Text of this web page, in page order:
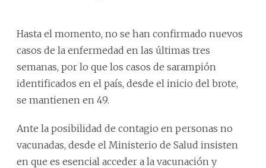
Hasta el momento, no se han confirmado nuevos
casos de la enfermedad en las últimas tres
semanas, por lo que los casos de sarampión
identificados en el país, desde el inicio del brote,
se mantienen en 49.
Ante la posibilidad de contagio en personas no
vacunadas, desde el Ministerio de Salud insisten
en que es esencial acceder a la vacunación y